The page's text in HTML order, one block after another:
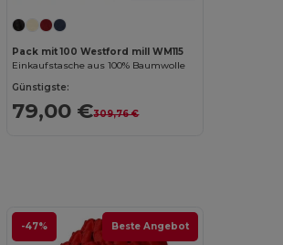
Pack mit 100 Westford mill WM115
Einkaufstasche aus 100% Baumwolle
Günstigste:
79,00 €309,76 €
-47% Beste Angebot